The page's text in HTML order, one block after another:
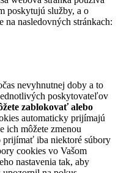
poskytujú služby, a o
nasledovných stránkach:
nevyhnutnej doby a to
poskytovateľov
zablokovať alebo
automaticky prijímajú
ich môžete zmenou
prijímať iba niektoré súbory
cookies vo Vašom
nastavenia tak, aby